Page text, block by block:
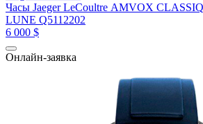
Часы Jaeger LeCoultre AMVOX
LUNE Q5112202
6 000 $
Онлайн-заявка